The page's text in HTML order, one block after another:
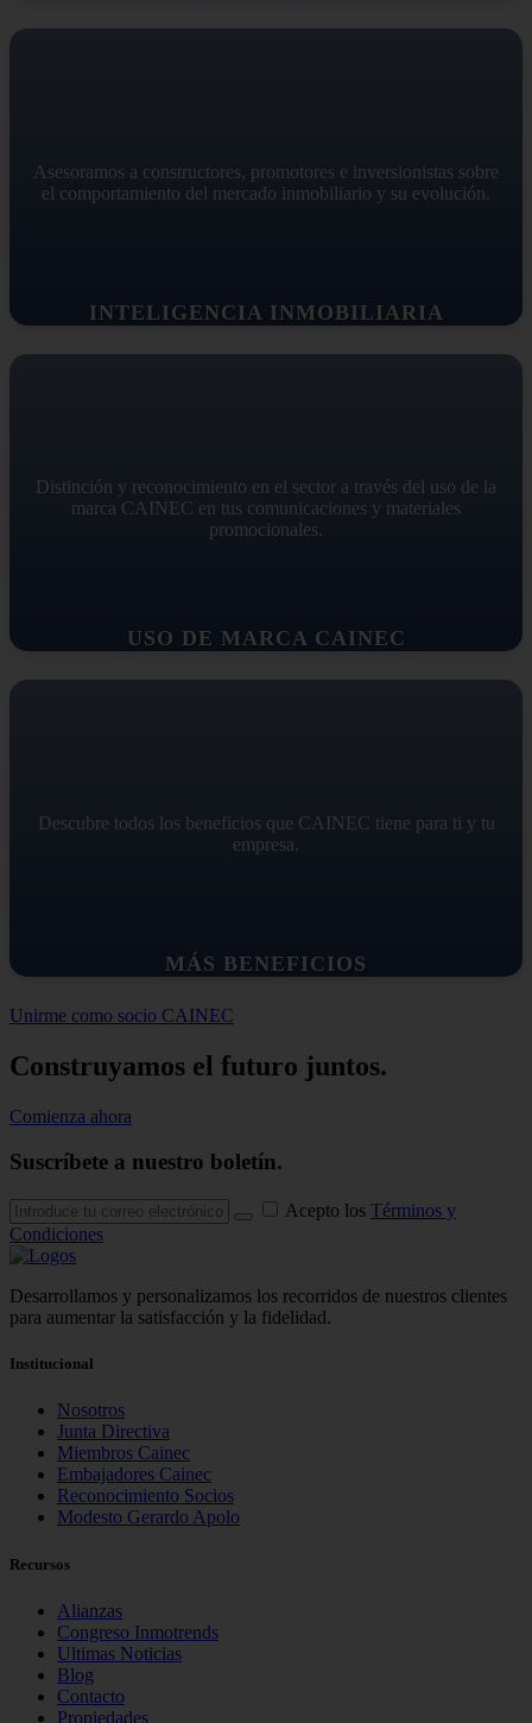
INTELIGENCIA INMOBILIARIA
Asesoramos a constructores, promotores e inversionistas sobre
el comportamiento del mercado inmobiliario y su evolución.
USO DE MARCA CAINEC
Distinción y reconocimiento en el sector a través del uso de la
marca CAINEC en tus comunicaciones y materiales
promocionales.
MÁS BENEFICIOS
Descubre todos los beneficios que CAINEC tiene para ti y tu
empresa.
Unirme como socio CAINEC
Construyamos el futuro juntos.
Comienza ahora
Suscríbete a nuestro boletín.
Acepto los Términos y
Condiciones
Desarrollamos y personalizamos los recorridos de nuestros clientes
para aumentar la satisfacción y la fidelidad.
Institucional
Nosotros
Junta Directiva
Miembros Cainec
Embajadores Cainec
Reconocimiento Socios
Modesto Gerardo Apolo
Recursos
Alianzas
Congreso Inmotrends
Ultimas Noticias
Blog
Contacto
Propiedades